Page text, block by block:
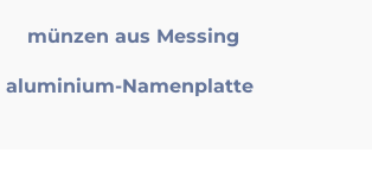
münzen aus Messing
aluminium-Namenplatte